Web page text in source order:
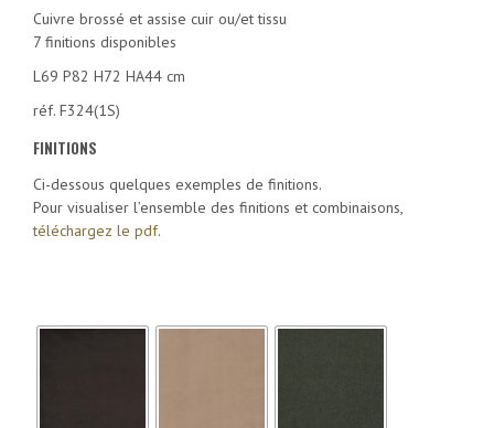
Cuivre brossé et assise cuir ou/et tissu
7 finitions disponibles
L69 P82 H72 HA44 cm
réf. F324(1S)
FINITIONS
Ci-dessous quelques exemples de finitions.
Pour visualiser l’ensemble des finitions et combinaisons,
téléchargez le pdf.